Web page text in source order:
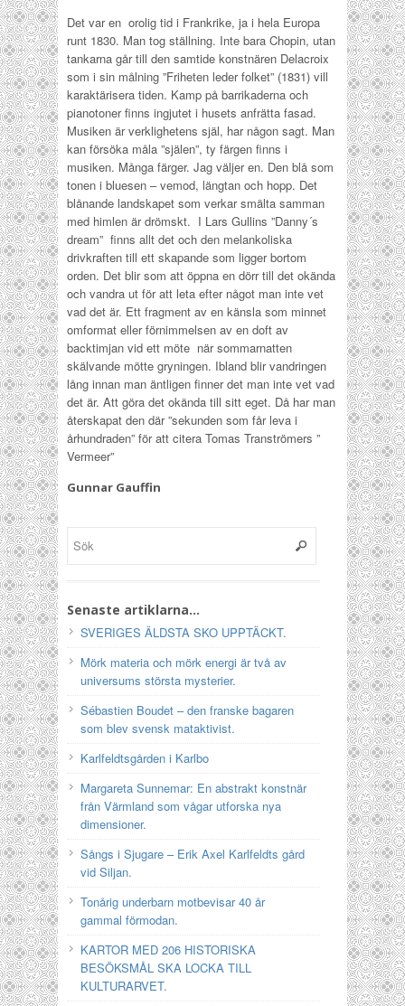
Det var en orolig tid i Frankrike, ja i hela Europa
runt 1830. Man tog ställning. Inte bara Chopin, utan
tankarna går till den samtide konstnären Delacroix
som i sin målning ”Friheten leder folket” (1831) vill
karaktärisera tiden. Kamp på barrikaderna och
pianotoner finns ingjutet i husets anfrätta fasad.
Musiken är verklighetens själ, har någon sagt. Man
kan försöka måla ”själen”, ty färgen finns i
musiken. Många färger. Jag väljer en. Den blå som
tonen i bluesen – vemod, längtan och hopp. Det
blånande landskapet som verkar smälta samman
med himlen är drömskt. I Lars Gullins ”Danny´s
dream” finns allt det och den melankoliska
drivkraften till ett skapande som ligger bortom
orden. Det blir som att öppna en dörr till det okända
och vandra ut för att leta efter något man inte vet
vad det är. Ett fragment av en känsla som minnet
omformat eller förnimmelsen av en doft av
backtimjan vid ett möte när sommarnatten
skälvande mötte gryningen. Ibland blir vandringen
lång innan man äntligen finner det man inte vet vad
det är. Att göra det okända till sitt eget. Då har man
återskapat den där ”sekunden som får leva i
århundraden” för att citera Tomas Tranströmers ”
Vermeer”
Gunnar Gauffin
Senaste artiklarna…
SVERIGES ÄLDSTA SKO UPPTÄCKT.
Mörk materia och mörk energi är två av
universums största mysterier.
Sébastien Boudet – den franske bagaren
som blev svensk mataktivist.
Karlfeldtsgården i Karlbo
Margareta Sunnemar: En abstrakt konstnär
från Värmland som vågar utforska nya
dimensioner.
Sångs i Sjugare – Erik Axel Karlfeldts gård
vid Siljan.
Tonårig underbarn motbevisar 40 år
gammal förmodan.
KARTOR MED 206 HISTORISKA
BESÖKSMÅL SKA LOCKA TILL
KULTURARVET.